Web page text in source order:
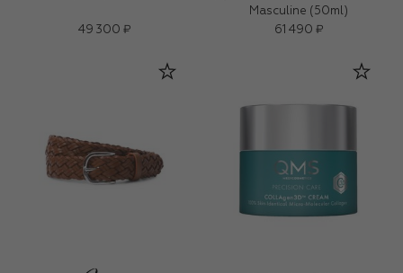
49 300 ₽
Masculine (50ml)
61 490 ₽